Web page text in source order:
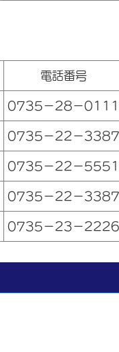
電話番号
0735－28－0111
0735－22－3387
0735－22－5551
0735－22－3387
0735－23－2226